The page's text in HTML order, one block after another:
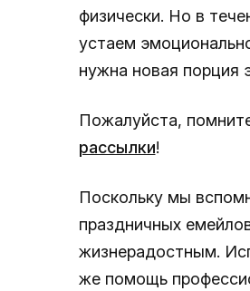
физически. Но в
устаем
нужна новая порция
Пожалуйста,
рассылки!
Поскольку мы
праздничных
жизнерадостным.
же помощь